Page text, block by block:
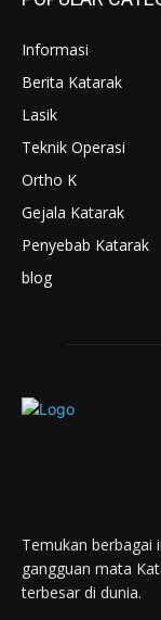
Informasi
Berita Katarak
Lasik
Teknik Operasi
Ortho K
Gejala Katarak
Penyebab Katarak
blog
Temukan berbagai
gangguan mata
terbesar di dunia.